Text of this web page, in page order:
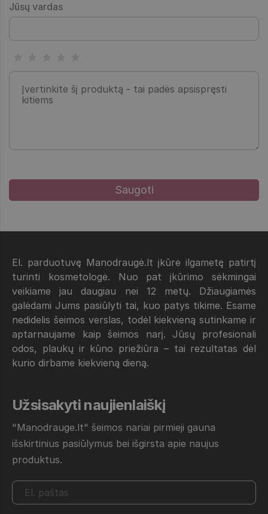
Jūsų vardas
El. parduotuvę Manodraugė.lt įkūrė ilgametę patirtį
turinti kosmetologė. Nuo pat įkūrimo sėkmingai
veikiame jau daugiau nei 12 metų. Džiaugiamės
galėdami Jums pasiūlyti tai, kuo patys tikime. Esame
nedidelis šeimos verslas, todėl kiekvieną sutinkame ir
aptarnaujame kaip šeimos narį. Jūsų profesionali
odos, plaukų ir kūno priežiūra – tai rezultatas dėl
kurio dirbame kiekvieną dieną.
Užsisakyti naujienlaiškį
"Manodrauge.lt" šeimos nariai pirmieji gauna
išskirtinius pasiūlymus bei išgirsta apie naujus
produktus.